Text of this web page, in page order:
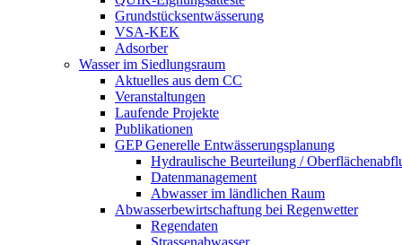
Grundstücksentwässerung
VSA-KEK
Adsorber
Wasser im Siedlungsraum
Aktuelles aus dem CC
Veranstaltungen
Laufende Projekte
Publikationen
GEP Generelle Entwässerungsplanung
Hydraulische Beurteilung /
Datenmanagement
Abwasser im ländlichen Raum
Abwasserbewirtschaftung bei Regenwetter
Regendaten